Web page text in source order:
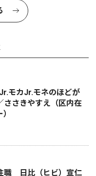
モカJr.モネのほどが
さきやすえ（区内在
職 日比（ヒビ）宣仁